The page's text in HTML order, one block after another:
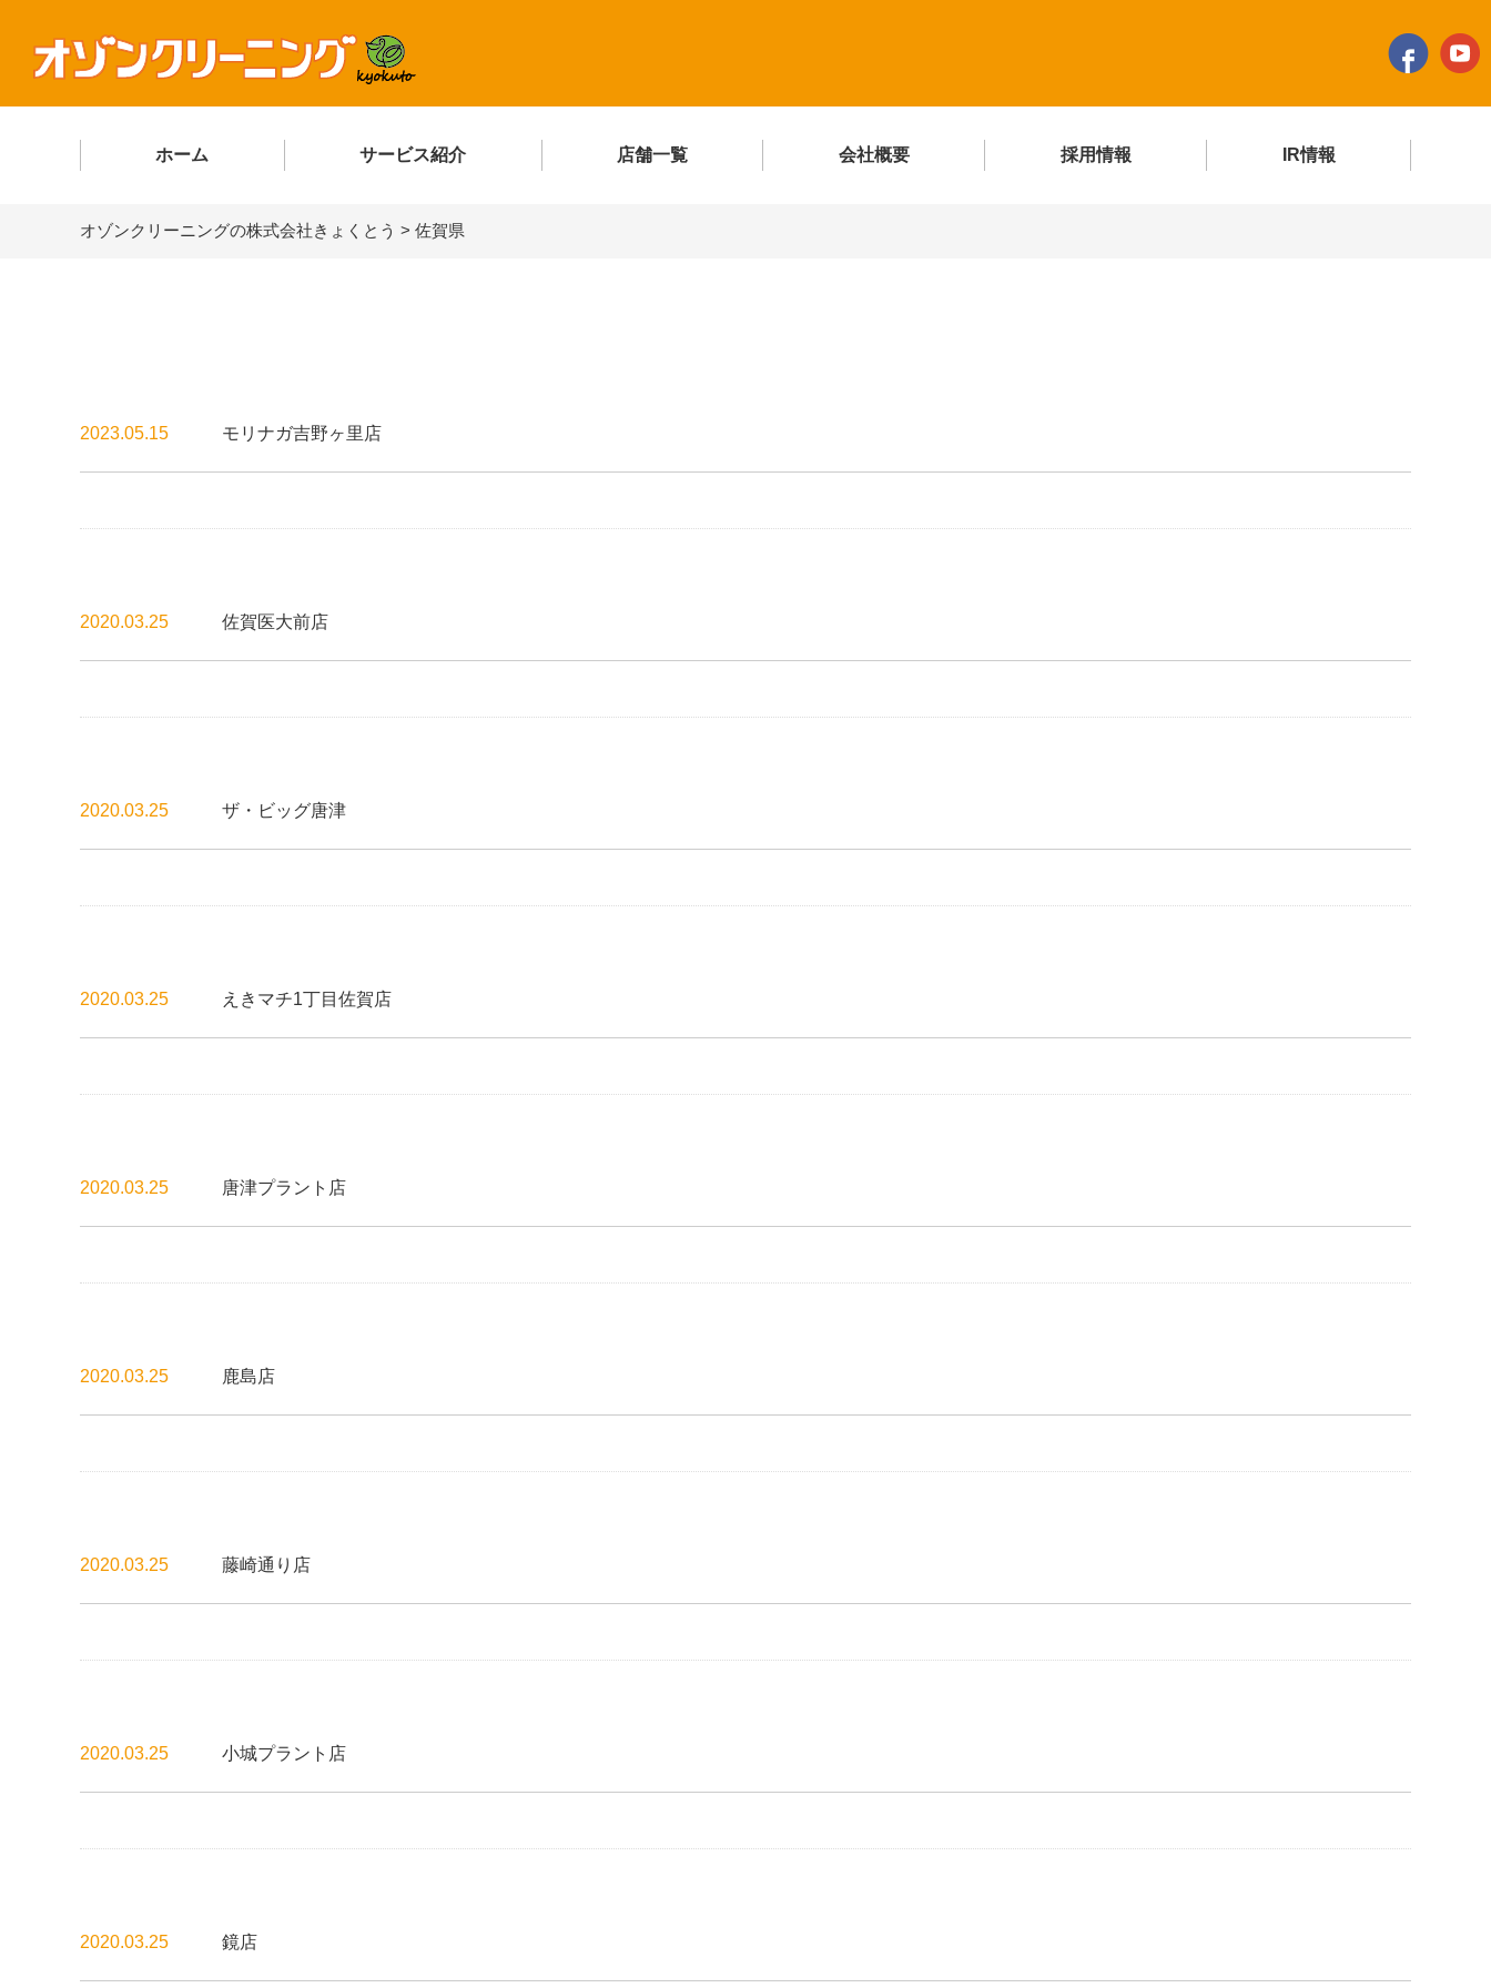
ホーム サービス紹介 店舗一覧 会社概要 採用情報 IR情報
オゾンクリーニングの株式会社きょくとう > 佐賀県
2023.05.15 モリナガ吉野ヶ里店
2020.03.25 佐賀医大前店
2020.03.25 ザ・ビッグ唐津
2020.03.25 えきマチ1丁目佐賀店
2020.03.25 唐津プラント店
2020.03.25 鹿島店
2020.03.25 藤崎通り店
2020.03.25 小城プラント店
2020.03.25 鏡店